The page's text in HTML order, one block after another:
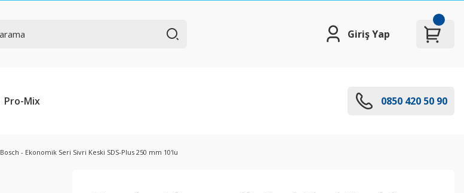
Giriş Yap
Pro-Mix 0850 420 50 90
Bosch - Ekonomik Seri Sivri Keski SDS-Plus 250 mm 10'lu